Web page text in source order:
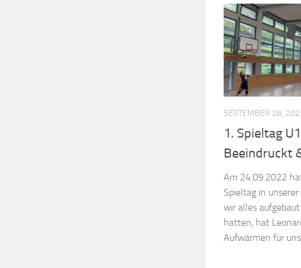
SEPTEMBER 28,
1. Spieltag
Beeindruckt
Am 24.09.2022
Spieltag in
wir alles
hatten, hat
Aufwärmen für